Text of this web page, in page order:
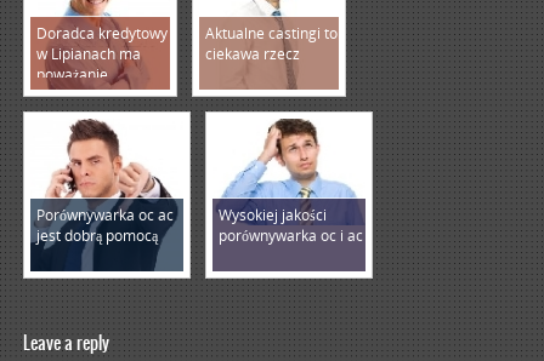
Doradca kredytowy
w Lipianach ma
poważanie
Aktualne castingi to
ciekawa rzecz
Porównywarka oc ac
jest dobrą pomocą
Wysokiej jakości
porównywarka oc i ac
Leave a reply